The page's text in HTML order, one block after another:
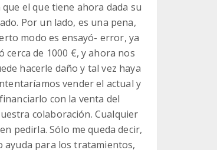
el que tiene ahora dada su
Por un lado, es una pena,
modo es ensayó- error, ya
de 1000 €, y ahora nos
hacerle daño y tal vez haya
vender el actual y
con la venta del
colaboración. Cualquier
pedirla. Sólo me queda decir,
ayuda para los tratamientos,